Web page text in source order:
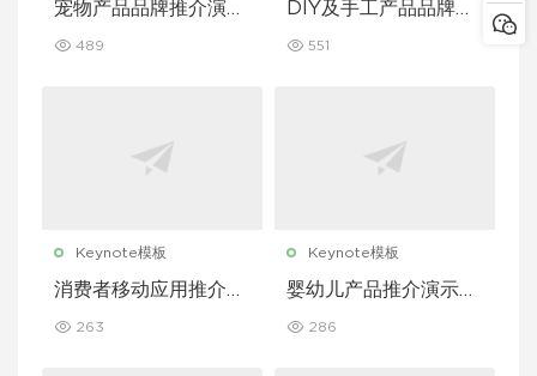
宠物产品品牌推介演示
e 模板
489
DIY及手工产品品牌推
eynote 模板
551
Keynote模板
消费者移动应用推介演
ote 模板
263
Keynote模板
婴幼儿产品推介演示文
模板
286